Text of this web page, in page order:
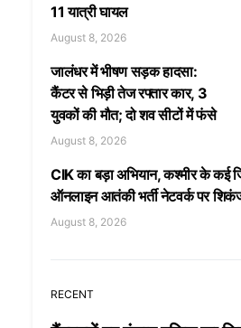
11 यात्री घायल
August 8, 2026
जालंधर में भीषण सड़क हादसा:
कैंटर से भिड़ी तेज रफ्तार कार, 3
युवकों की मौत; दो शव सीटों में फंसे
August 8, 2026
CIK का बड़ा अभियान, कश्मीर के कई
ऑनलाइन आतंकी भर्ती नेटवर्क पर
August 8, 2026
RECENT